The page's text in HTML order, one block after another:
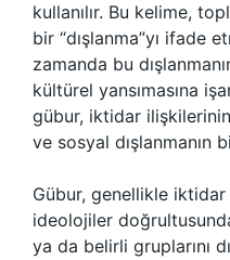
kullanılır. Bu kelime,
bir “dışlanma”yı ifade
zamanda bu
kültürel yansımasına
gübur, iktidar
ve sosyal dışlanmanın
Gübur, genellikle
ideolojiler
ya da belirli gruplarını